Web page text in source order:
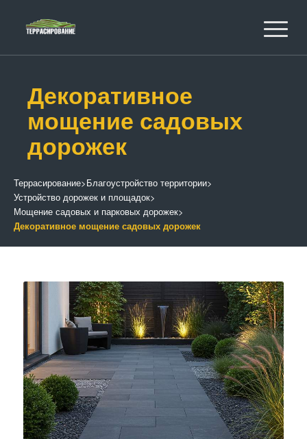
Декоративное
мощение садовых
дорожек
Террасирование>Благоустройство территории>
Устройство дорожек и площадок>
Мощение садовых и парковых дорожек>
Декоративное мощение садовых дорожек